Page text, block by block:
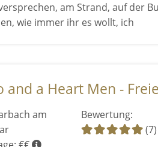
am Strand, auf der
wie immer ihr es wollt, ich
and a Heart Men -
am
Bewertung:
(7)